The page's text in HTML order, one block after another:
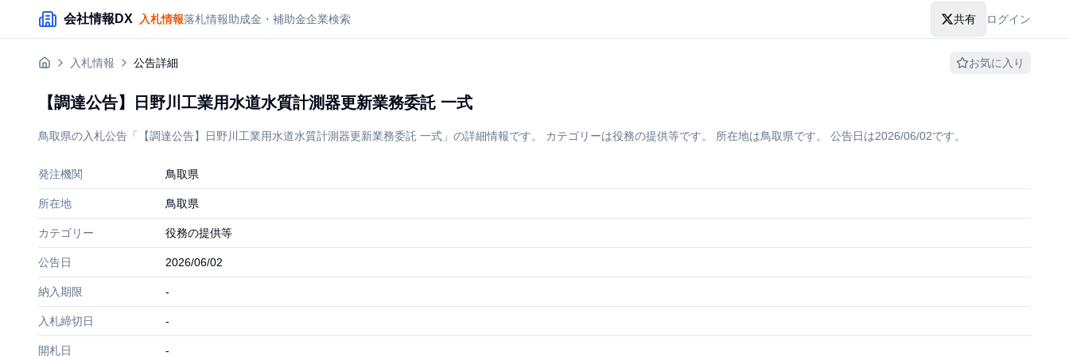
メインコンテンツにスキップ
会社情報DX 入札情報落札情報助成金・補助金企業検索 共有 ログイン
入札情報 公告詳細 お気に入り
【調達公告】日野川工業用水道水質計測器更新業務委託 一式
鳥取県の入札公告「【調達公告】日野川工業用水道水質計測器更新業務委託 一式」の詳細情報です。 カテゴリーは役務の提供等です。 所在地は鳥取県です。 公告日は2026/06/02です。
発注機関 鳥取県
所在地 鳥取県
カテゴリー 役務の提供等
公告日 2026/06/02
納入期限 -
入札締切日 -
開札日 -